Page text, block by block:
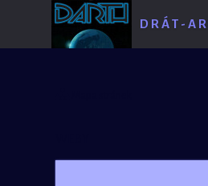
D R Á T - A